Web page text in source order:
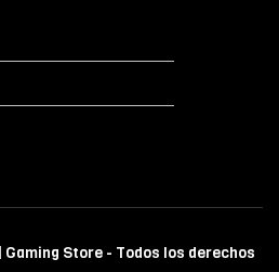
Store - Todos los derechos